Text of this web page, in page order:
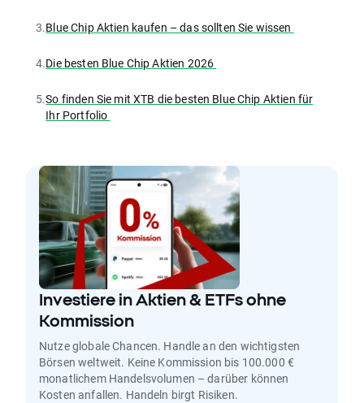
3.Blue Chip Aktien kaufen – das sollten Sie wissen
4.Die besten Blue Chip Aktien 2026
5.So finden Sie mit XTB die besten Blue Chip Aktien für
Ihr Portfolio
Investiere in Aktien & ETFs ohne
Kommission
Nutze globale Chancen. Handle an den wichtigsten
Börsen weltweit. Keine Kommission bis 100.000 €
monatlichem Handelsvolumen – darüber können
Kosten anfallen. Handeln birgt Risiken.